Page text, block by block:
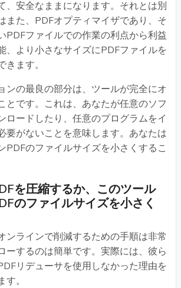
、安全なままになります。それとは別
また、PDFオプティマイザであり、そ
PDFファイルでの作業の利点から利益
、より小さなサイズにPDFファイルを
ます。
ンの最良の部分は、ツールが完全にオ
とです。これは、あなたが任意のソフ
ロードしたり、任意のプログラムをイ
要がないことを意味します。あなたは
PDFのファイルサイズを小さくするこ
を圧縮するか、このツール
のファイルサイズを小さく
ンラインで削減するための手順は非常
ーするのは簡単です。実際には、彼ら
リデューサを使用しなかった理由を
。